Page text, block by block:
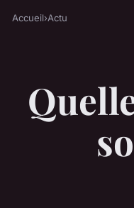
Accueil›Actu